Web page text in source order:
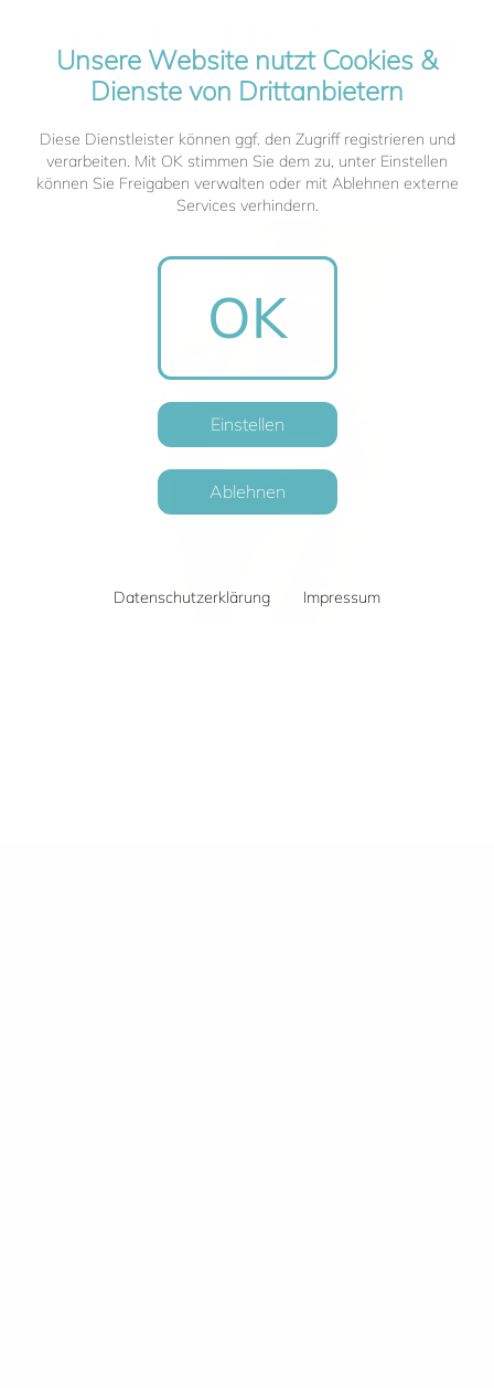
Unsere Website nutzt Cookies &
Dienste von Drittanbietern
Diese Dienstleister können ggf. den Zugriff registrieren und
verarbeiten. Mit OK stimmen Sie dem zu, unter Einstellen
können Sie Freigaben verwalten oder mit Ablehnen externe
Services verhindern.
OK
Einstellen
Ablehnen
Datenschutzerklärung Impressum